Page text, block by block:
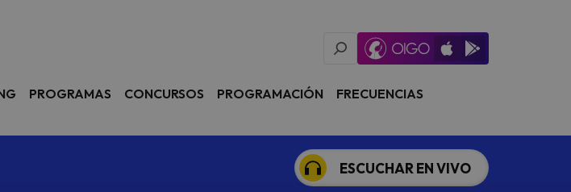
Oigo Radio App
Available on iOS
Available on
PROGRAMAS CONCURSOS PROGRAMACIÓN FRECUENCIAS
ESCUCHAR EN VIVO